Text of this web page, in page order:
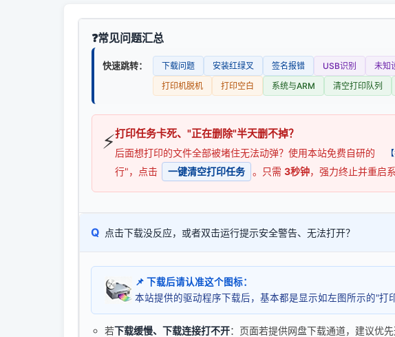
常见问题汇总
快速跳转： 下载问题 安装红绿叉 签名报错 USB识别 未知
打印机脱机
打印空白 系统与ARM 清空打印队列
⚡打印任务卡死、"正在删除"半天删不掉？
后面想打印的文件全部被堵住无法动弹？使用本站免费自研的
行"，点击
一键清空打印任务 。只需 3秒钟，强力终止并重启
Q 点击下载没反应，或者双击运行提示安全警告、无法打开？
📌 下载后请认准这个图标：
本站提供的驱动程序下载后，基本都是显示如左图所示的"打
若下载缓慢、下载连接打不开：页面若提供网盘下载通道，建议优